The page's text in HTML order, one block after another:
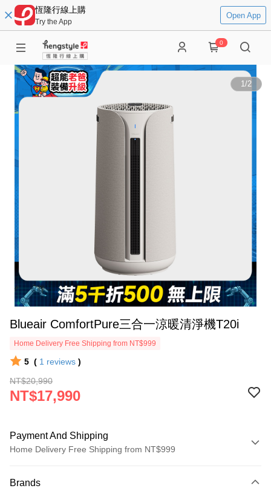
恆隆行線上購
Try the App
Open App
0
1/2
Blueair ComfortPure三合一涼暖清淨機T20i
Home Delivery Free Shipping from NT$999
5 ( 1 reviews )
NT$20,990
NT$17,990
Payment And Shipping
Home Delivery Free Shipping from NT$999
Credit Card (Full Payment)
Brands